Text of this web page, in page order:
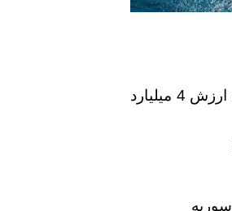
چین یک نیروگاه آب شیرین کن در عراق به ارزش 4 میلیارد